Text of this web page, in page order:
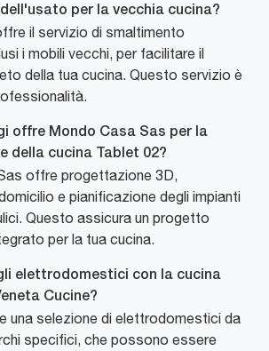
per la vecchia cucina?
il servizio di smaltimento
i mobili vecchi, per facilitare il
della tua cucina. Questo servizio è
offre Mondo Casa Sas per la
della cucina Tablet 02?
offre progettazione 3D,
e pianificazione degli impianti
Questo assicura un progetto
per la tua cucina.
elettrodomestici con la cucina
Cucine?
una selezione di elettrodomestici da
specifici, che possono essere